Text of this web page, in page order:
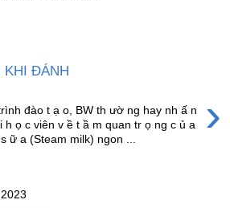
KHI ĐÁNH
›
đào t ạ o, BW th ườ ng hay nh ấ n
h ọ c viên v ề t ầ m quan tr ọ ng c ủ a
ữ a (Steam milk) ngon ...